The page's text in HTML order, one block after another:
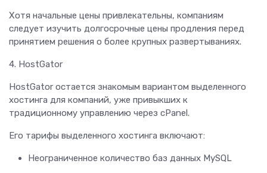
Хотя начальные цены привлекательны, компаниям
следует изучить долгосрочные цены продления перед
принятием решения о более крупных развертываниях.
4. HostGator
HostGator остается знакомым вариантом выделенного
хостинга для компаний, уже привыкших к
традиционному управлению через cPanel.
Его тарифы выделенного хостинга включают:
Неограниченное количество баз данных MySQL